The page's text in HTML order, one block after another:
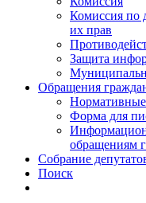
Комиссия по
их прав
Защита
Обращения
Форма для
обращениям
Собрание
Поиск